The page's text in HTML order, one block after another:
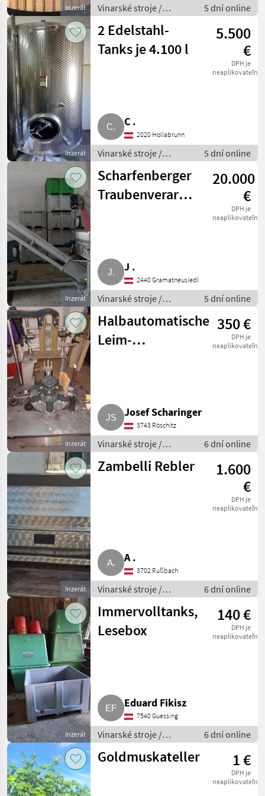
Inzerát
Vinarské stroje /
Pivničné stroje
5 dní online
Inzerát
2 Edelstahl-
Tanks je 4.100 l
5.500
€
DPH je
neaplikovateľné
C .
2020 Hollabrunn
Vinarské stroje /
Pivničné stroje
5 dní online
Inzerát
Scharfenberger
Traubenverarbeitung
20.000
€
DPH je
neaplikovateľné
J .
2440 Gramatneusiedl
Vinarské stroje /
Pivničné stroje
5 dní online
Inzerát
Halbautomatische
Leim-
350 €
DPH je
neaplikovateľné
Josef Scharinger
3743 Röschitz
Vinarské stroje /
Pivničné stroje
6 dní online
Inzerát
Zambelli Rebler
1.600
€
DPH je
neaplikovateľné
A .
3702 Rußbach
Vinarské stroje /
Pivničné stroje
6 dní online
Inzerát
Immervolltanks,
Lesebox
140 €
DPH je
neaplikovateľné
Eduard Fikisz
7540 Guessing
Vinarské stroje /
Ostatné stroje na
vinohradníctvo
6 dní online
Goldmuskateller 1 €
DPH je
neaplikovateľné